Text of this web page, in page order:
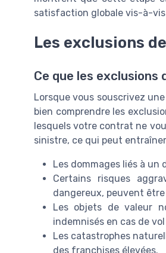
satisfaction globale vis-à-
Les exclusions
Ce que les
Lorsque vous souscrivez
bien comprendre les
lesquels votre contrat ne
sinistre, ce qui peut
Les dommages liés à
Certains risques
dangereux, peuvent
Les objets de valeur
indemnisés en cas de
Les catastrophes
des franchises élevées.